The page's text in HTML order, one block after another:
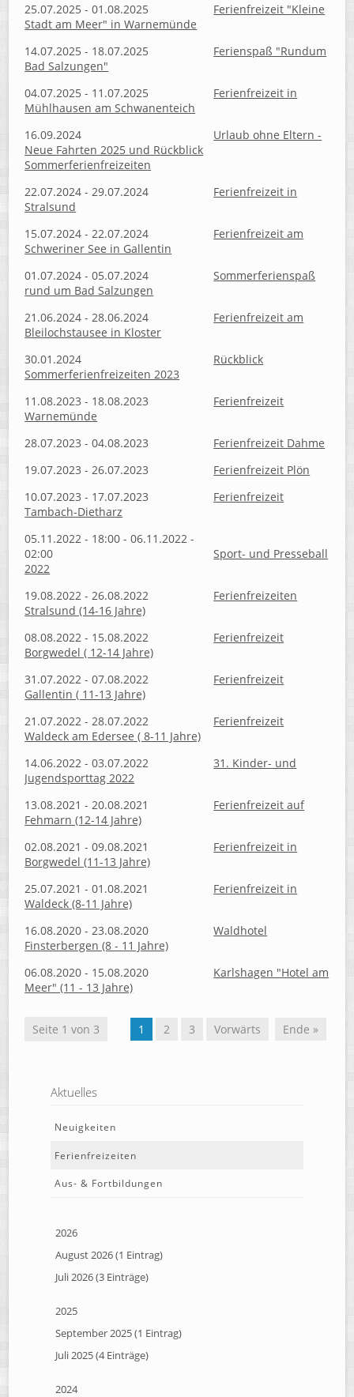
25.07.2025 - 01.08.2025
Ferienfreizeit "Kleine
Stadt am Meer" in Warnemünde
14.07.2025 - 18.07.2025
Ferienspaß "Rundum
Bad Salzungen"
04.07.2025 - 11.07.2025
Ferienfreizeit in
Mühlhausen am Schwanenteich
16.09.2024
Urlaub ohne Eltern -
Neue Fahrten 2025 und Rückblick
Sommerferienfreizeiten
22.07.2024 - 29.07.2024
Ferienfreizeit in
Stralsund
15.07.2024 - 22.07.2024
Ferienfreizeit am
Schweriner See in Gallentin
01.07.2024 - 05.07.2024
Sommerferienspaß
rund um Bad Salzungen
21.06.2024 - 28.06.2024
Ferienfreizeit am
Bleilochstausee in Kloster
30.01.2024
Rückblick
Sommerferienfreizeiten 2023
11.08.2023 - 18.08.2023
Ferienfreizeit
Warnemünde
28.07.2023 - 04.08.2023
Ferienfreizeit Dahme
19.07.2023 - 26.07.2023
Ferienfreizeit Plön
10.07.2023 - 17.07.2023
Ferienfreizeit
Tambach-Dietharz
05.11.2022 - 18:00 - 06.11.2022 -
02:00
Sport- und Presseball
2022
19.08.2022 - 26.08.2022
Ferienfreizeiten
Stralsund (14-16 Jahre)
08.08.2022 - 15.08.2022
Ferienfreizeit
Borgwedel ( 12-14 Jahre)
31.07.2022 - 07.08.2022
Ferienfreizeit
Gallentin ( 11-13 Jahre)
21.07.2022 - 28.07.2022
Ferienfreizeit
Waldeck am Edersee ( 8-11 Jahre)
14.06.2022 - 03.07.2022
31. Kinder- und
Jugendsporttag 2022
13.08.2021 - 20.08.2021
Ferienfreizeit auf
Fehmarn (12-14 Jahre)
02.08.2021 - 09.08.2021
Ferienfreizeit in
Borgwedel (11-13 Jahre)
25.07.2021 - 01.08.2021
Ferienfreizeit in
Waldeck (8-11 Jahre)
16.08.2020 - 23.08.2020
Waldhotel
Finsterbergen (8 - 11 Jahre)
06.08.2020 - 15.08.2020
Karlshagen "Hotel am
Meer" (11 - 13 Jahre)
Seite 1 von 3 1 2 3 Vorwärts Ende »
Aktuelles
Neuigkeiten
Ferienfreizeiten
Aus- & Fortbildungen
2026
August 2026 (1 Eintrag)
Juli 2026 (3 Einträge)
2025
September 2025 (1 Eintrag)
Juli 2025 (4 Einträge)
2024